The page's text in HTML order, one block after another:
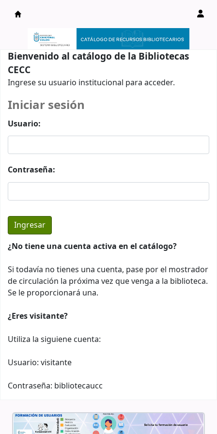
Catálogo en línea
Bienvenido al catálogo de la Bibliotecas
CECC
Ingrese su usuario institucional para acceder.
Iniciar sesión
Usuario:
Contraseña:
¿No tiene una cuenta activa en el catálogo?
Si todavía no tienes una cuenta, pase por el mostrador
de circulación la próxima vez que venga a la biblioteca.
Se le proporcionará una.
¿Eres visitante?
Utiliza la siguiene cuenta:
Usuario: visitante
Contraseña: bibliotecaucc